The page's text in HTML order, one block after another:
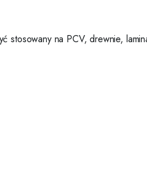
na PCV, drewnie,